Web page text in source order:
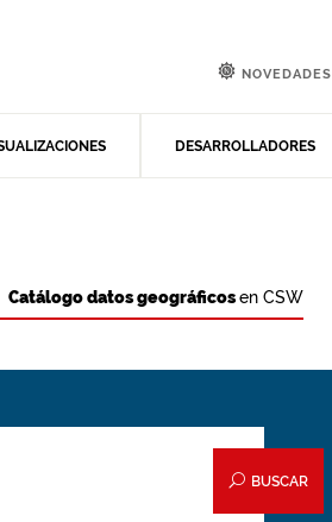
DESARROLLADORES
NOVEDADES
Catálogo datos geográficosen CSW
BUSCAR